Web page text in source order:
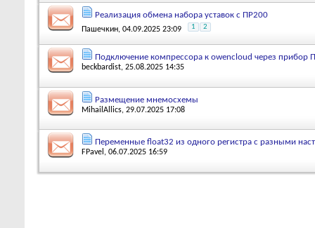
Реализация обмена набора уставок с ПР200
Пашечкин, 04.09.2025 23:09 1 2
Подключение компрессора к owencloud через прибор
beckbardist, 25.08.2025 14:35
Размещение мнемосхемы
MihailAllics, 29.07.2025 17:08
Переменные float32 из одного регистра с разными
FPavel , 06.07.2025 16:59